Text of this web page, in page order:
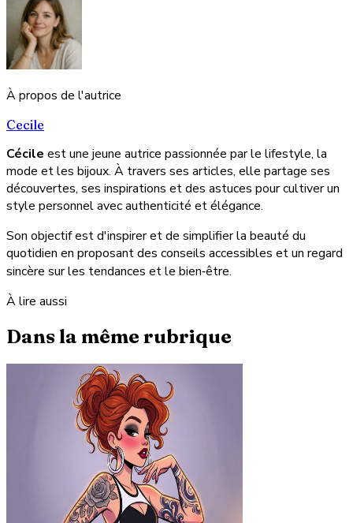
À propos de l'autrice
Cecile
Cécile est une jeune autrice passionnée par le lifestyle, la
mode et les bijoux. À travers ses articles, elle partage ses
découvertes, ses inspirations et des astuces pour cultiver un
style personnel avec authenticité et élégance.
Son objectif est d'inspirer et de simplifier la beauté du
quotidien en proposant des conseils accessibles et un regard
sincère sur les tendances et le bien‑être.
À lire aussi
Dans la même rubrique